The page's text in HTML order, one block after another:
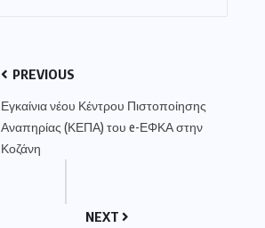
PREVIOUS
Εγκαίνια νέου Κέντρου Πιστοποίησης
Αναπηρίας (ΚΕΠΑ) του e-ΕΦΚΑ στην
Κοζάνη
NEXT